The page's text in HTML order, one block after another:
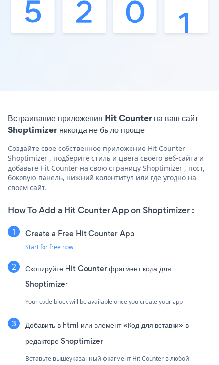
Встраивание приложения Hit Counter на ваш сайт
Shoptimizer никогда не было проще
Создайте свое собственное приложение Hit Counter
Shoptimizer , подберите стиль и цвета своего веб-сайта и
добавьте Hit Counter на свою страницу Shoptimizer , пост,
боковую панель, нижний колонтитул или где угодно на
своем сайт.
How To Add a Hit Counter App on Shoptimizer :
Create a Free Hit Counter App
Start for free now
Скопируйте Hit Counter фрагмент кода для
Shoptimizer
Your code block will be available once you create your app
Добавить в html или элемент «Код для вставки» в
редакторе Shoptimizer
Вставьте вышеуказанный фрагмент Hit Counter в любой